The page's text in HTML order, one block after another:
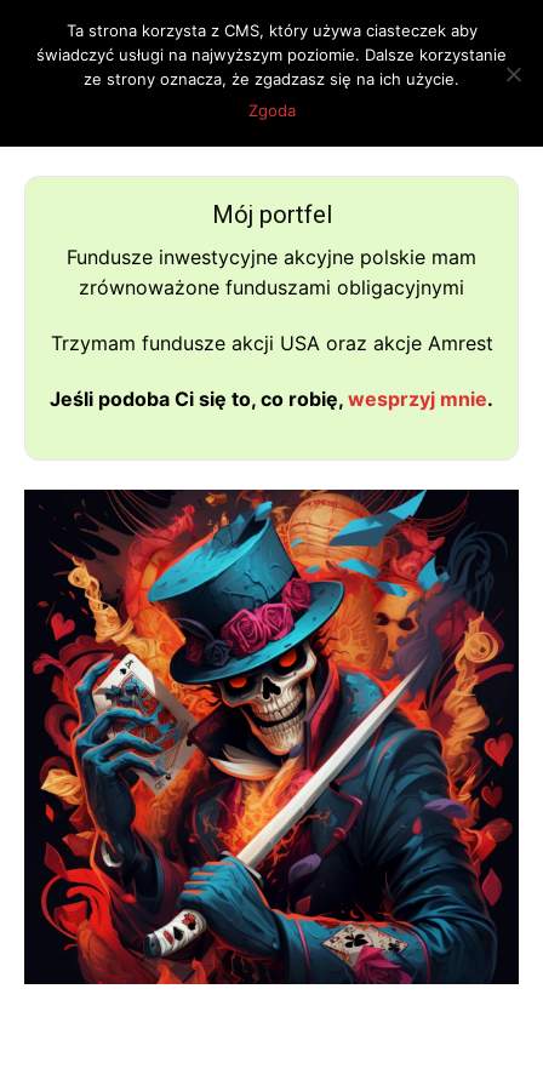
Strona główna O mnie
Mój portfel
Fundusze inwestycyjne akcyjne polskie mam
zrównoważone funduszami obligacyjnymi
Trzymam fundusze akcji USA oraz akcje Amrest
Jeśli podoba Ci się to, co robię, wesprzyj mnie.
Ta strona korzysta z CMS, który używa ciasteczek aby
świadczyć usługi na najwyższym poziomie. Dalsze korzystanie
ze strony oznacza, że zgadzasz się na ich użycie.
Zgoda